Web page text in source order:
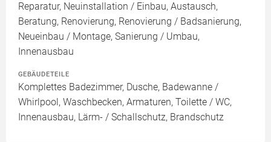
Reparatur, Neuinstallation / Einbau, Austausch,
Beratung, Renovierung, Renovierung / Badsanierung,
Neueinbau / Montage, Sanierung / Umbau,
Innenausbau
GEBÄUDETEILE
Komplettes Badezimmer, Dusche, Badewanne /
Whirlpool, Waschbecken, Armaturen, Toilette / WC,
Innenausbau, Lärm- / Schallschutz, Brandschutz